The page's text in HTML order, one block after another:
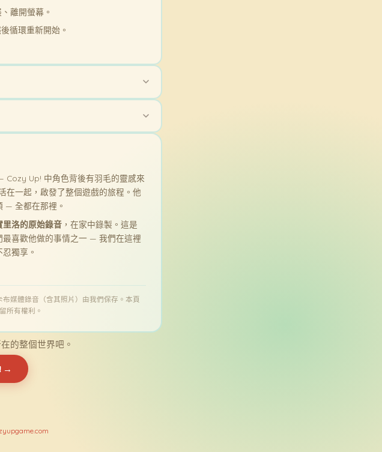
離開螢幕。
循環重新開始。
Cozy Up! 中角色背後有羽毛的靈感來
在一起，啟發了整個遊戲的旅程。他
— 全都在那裡。
里洛的原始錄音 ，在家中錄製。這是
喜歡他做的事情之一 — 我們在這裡
獨享。
媒體錄音（含其照片）由我們保存。本頁
所有權利。
的整個世界吧。
→